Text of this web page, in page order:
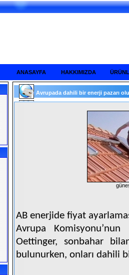
ANASAYFA HAKKIMIZDA
Avrupada dahili bir enerji pazarı
AB enerjide fiyat
Avrupa
Oettinger, sonbahar
bulunurken, onları dahili